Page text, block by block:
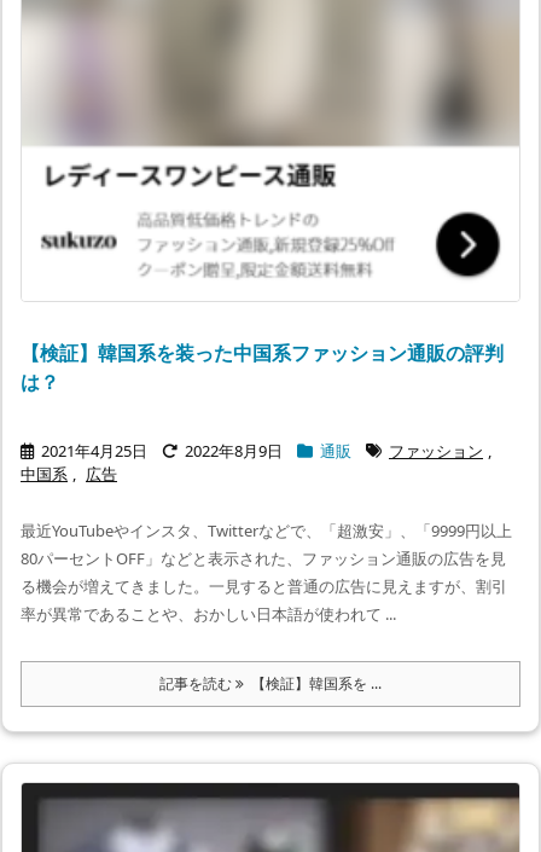
【検証】韓国系を装った中国系ファッション通販の評判
は？
2021年4月25日 2022年8月9日 通販 ファッション ,
中国系 , 広告
最近YouTubeやインスタ、Twitterなどで、「超激安」、「9999円以上
80パーセントOFF」などと表示された、ファッション通販の広告を見
る機会が増えてきました。一見すると普通の広告に見えますが、割引
率が異常であることや、おかしい日本語が使われて ...
記事を読む 【検証】韓国系を ...